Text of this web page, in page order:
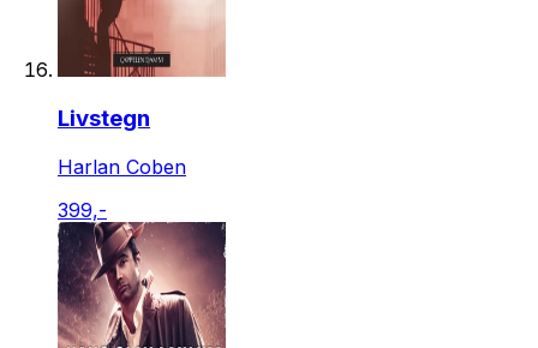
Livstegn
Harlan Coben
399,-